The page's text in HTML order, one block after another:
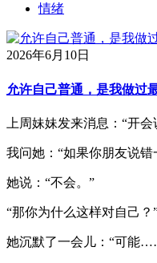
情绪
2026年6月10日
允许自己普通，是我做过
上周妹妹发来消息：“开
我问她：“如果你朋友说
她说：“不会。”
“那你为什么这样对自己？
她沉默了一会儿：“可能